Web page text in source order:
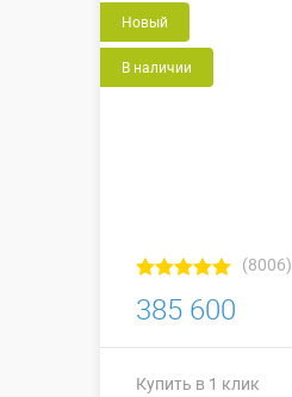
Новый
В наличии
(8006)
385 600
Купить в 1 клик